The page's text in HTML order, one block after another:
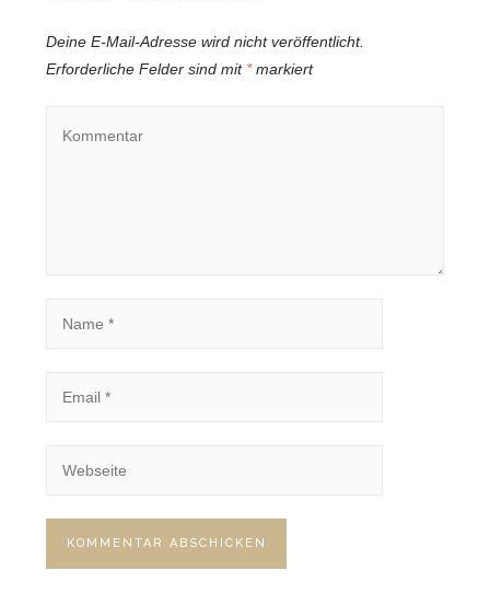
Deine E-Mail-Adresse wird nicht veröffentlicht.
Erforderliche Felder sind mit *markiert